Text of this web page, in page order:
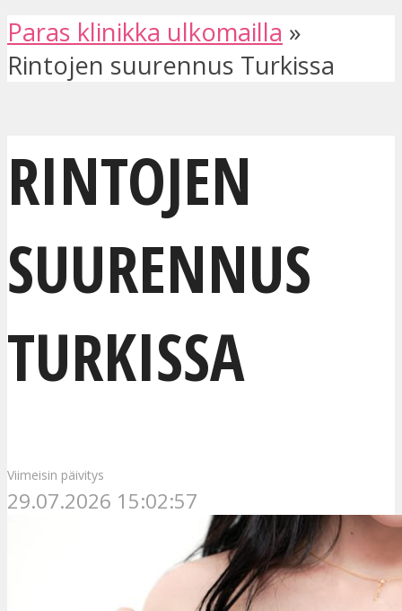
Paras klinikka ulkomailla »
Rintojen suurennus Turkissa
RINTOJEN
SUURENNUS
TURKISSA
Viimeisin päivitys
29.07.2026 15:02:57